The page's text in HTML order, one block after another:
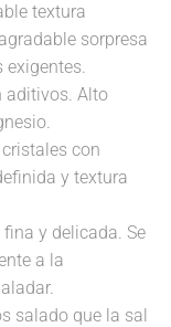
textura
sorpresa
exigentes.
aditivos. Alto
con
y textura
y delicada. Se
a la
salado que la sal